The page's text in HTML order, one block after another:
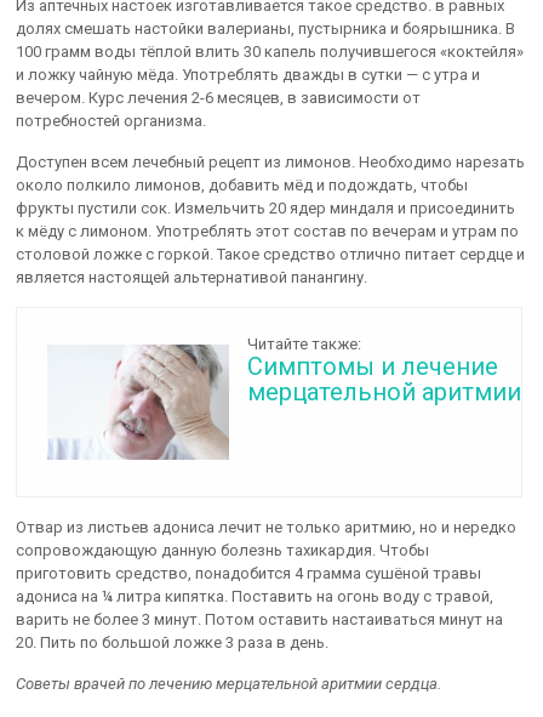
Из аптечных настоек изготавливается такое средство. в равных
долях смешать настойки валерианы, пустырника и боярышника. В
100 грамм воды тёплой влить 30 капель получившегося «коктейля»
и ложку чайную мёда. Употреблять дважды в сутки — с утра и
вечером. Курс лечения 2-6 месяцев, в зависимости от
потребностей организма.
Доступен всем лечебный рецепт из лимонов. Необходимо нарезать
около полкило лимонов, добавить мёд и подождать, чтобы
фрукты пустили сок. Измельчить 20 ядер миндаля и присоединить
к мёду с лимоном. Употреблять этот состав по вечерам и утрам по
столовой ложке с горкой. Такое средство отлично питает сердце и
является настоящей альтернативой панангину.
Читайте также:
Симптомы и лечение
мерцательной аритмии
Отвар из листьев адониса лечит не только аритмию, но и нередко
сопровождающую данную болезнь тахикардия. Чтобы
приготовить средство, понадобится 4 грамма сушёной травы
адониса на ¼ литра кипятка. Поставить на огонь воду с травой,
варить не более 3 минут. Потом оставить настаиваться минут на
20. Пить по большой ложке 3 раза в день.
Советы врачей по лечению мерцательной аритмии сердца.